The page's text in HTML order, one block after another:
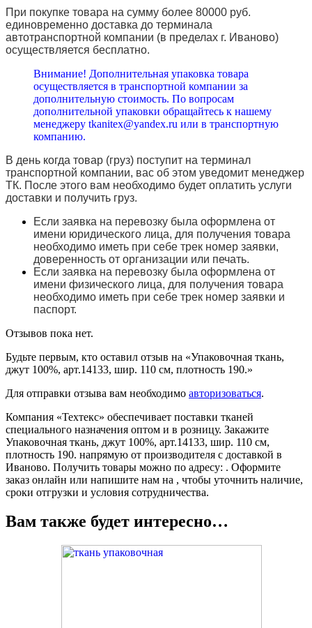
При покупке товара на сумму более 80000 руб.
единовременно доставка до терминала
автотранспортной компании (в пределах г. Иваново)
осуществляется бесплатно.
Внимание! Дополнительная упаковка товара
осуществляется в транспортной компании за
дополнительную стоимость. По вопросам
дополнительной упаковки обращайтесь к нашему
менеджеру tkanitex@yandex.ru или в транспортную
компанию.
В день когда товар (груз) поступит на терминал
транспортной компании, вас об этом уведомит менеджер
ТК. После этого вам необходимо будет оплатить услуги
доставки и получить груз.
Если заявка на перевозку была оформлена от
имени юридического лица, для получения товара
необходимо иметь при себе трек номер заявки,
доверенность от организации или печать.
Если заявка на перевозку была оформлена от
имени физического лица, для получения товара
необходимо иметь при себе трек номер заявки и
паспорт.
Отзывов пока нет.
Будьте первым, кто оставил отзыв на «Упаковочная ткань,
джут 100%, арт.14133, шир. 110 см, плотность 190.»
Для отправки отзыва вам необходимо авторизоваться.
Компания «Техтекс» обеспечивает поставки тканей
специального назначения оптом и в розницу. Закажите
Упаковочная ткань, джут 100%, арт.14133, шир. 110 см,
плотность 190. напрямую от производителя с доставкой в
Иваново. Получить товары можно по адресу: . Оформите
заказ онлайн или напишите нам на , чтобы уточнить наличие,
сроки отгрузки и условия сотрудничества.
Вам также будет интересно…